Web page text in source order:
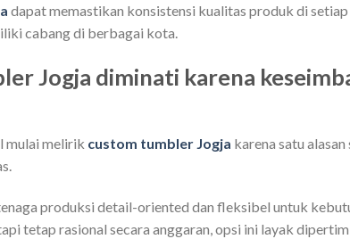
dapat memastikan konsistensi kualitas produk di
cabang di berbagai kota.
Jogja diminati karena
mulai melirik custom tumbler Jogja karena satu
produksi detail-oriented dan fleksibel untuk
tetap rasional secara anggaran, opsi ini layak